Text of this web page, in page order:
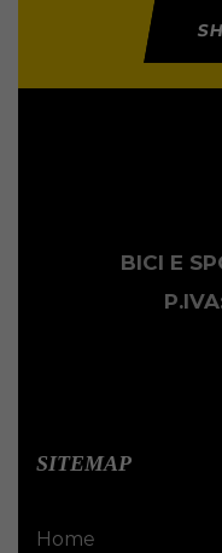
BICI E
SITEMAP
Home